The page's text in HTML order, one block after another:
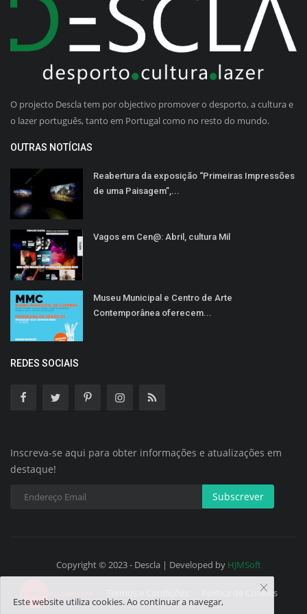
O projecto Descla tem por objectivo promover o desporto, a cultura e
o lazer português, tanto em Portugal como no resto do mundo.
OUTRAS NOTÍCIAS
Reabertura da exposição “Primeiras Impressões
de uma Paisagem”,...
Vagos em Cen@: Abril, cultura Mil
Museu Municipal e Centro de Arte
Contemporânea oferecem...
REDES SOCIAIS
Inscreva-se aqui para obter informações e atualizações em
destaque!
Subscrever
Copyright © 2023 - Descla | Developed by HJMSoft
Política de Cookies
Este website utiliza cookies. Ao continuar a navegar,